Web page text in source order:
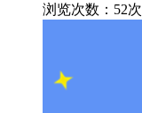
浏览次数：52次